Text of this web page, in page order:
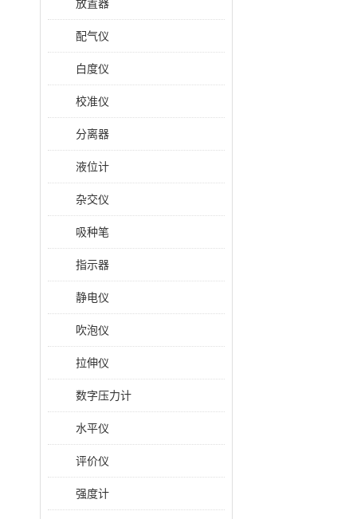
放置器
配气仪
白度仪
校准仪
分离器
液位计
杂交仪
吸种笔
指示器
静电仪
吹泡仪
拉伸仪
数字压力计
水平仪
评价仪
强度计